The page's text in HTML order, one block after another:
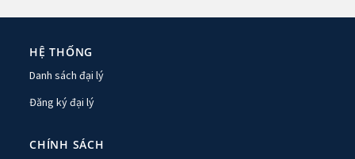
HỆ THỐNG
Danh sách đại lý
Đăng ký đại lý
CHÍNH SÁCH